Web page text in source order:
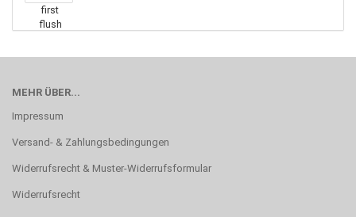
MEHR ÜBER...
Impressum
Versand- & Zahlungsbedingungen
Widerrufsrecht & Muster-Widerrufsformular
Widerrufsrecht